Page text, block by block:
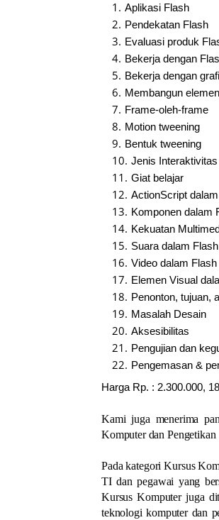
Aplikasi Flash
Pendekatan Flash
Evaluasi produk
Bekerja dengan
Bekerja dengan
Membangun
Frame-oleh-frame
Motion tweening
Bentuk tweening
Jenis Interaktivitas
Giat belajar
ActionScript
Komponen dalam
Kekuatan
Suara dalam Flash
Video dalam Flash
Elemen Visual
Penonton, tujuan,
Masalah Desain
Aksesibilitas
Pengujian dan
Pengemasan &
Harga Rp. : 2.300.000,
Kami juga menerima
Komputer dan Pengetikan
Pada kategori Kursus
TI dan pegawai yang
Kursus Komputer juga
teknologi komputer dan